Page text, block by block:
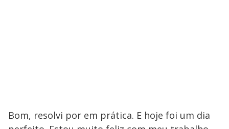
Bom, resolvi por em prática. E hoje foi um dia